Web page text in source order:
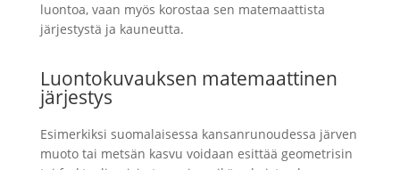
luontoa, vaan myös korostaa sen matemaattista
järjestystä ja kauneutta.
Luontokuvauksen matemaattinen
järjestys
Esimerkiksi suomalaisessa kansanrunoudessa järven
muoto tai metsän kasvu voidaan esittää geometrisin